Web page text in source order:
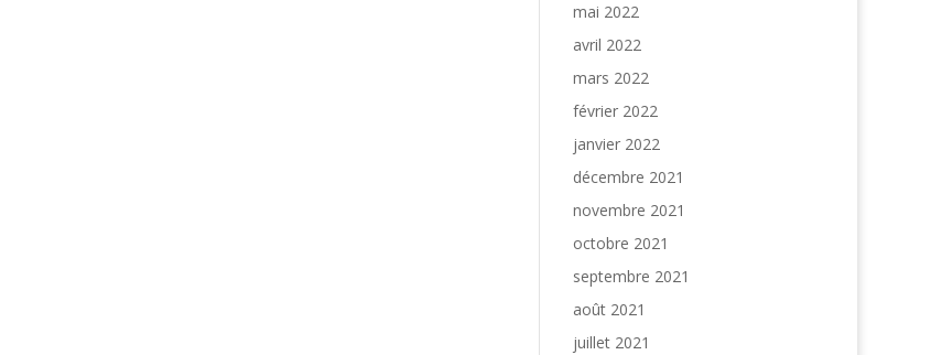
mai 2022
avril 2022
mars 2022
février 2022
janvier 2022
décembre 2021
novembre 2021
octobre 2021
septembre 2021
août 2021
juillet 2021